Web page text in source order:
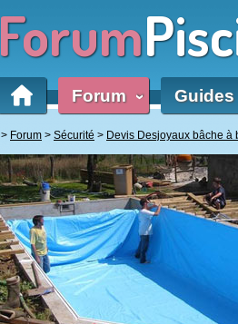
Forum
Forum ‹ Guides
Forum Sécurité Devis Desjoyaux bâche à